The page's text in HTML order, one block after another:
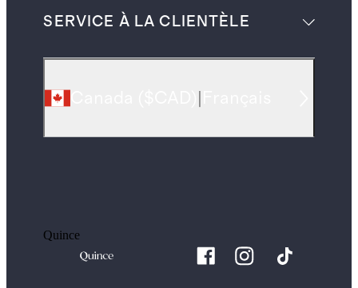
SERVICE À LA CLIENTÈLE
Quince